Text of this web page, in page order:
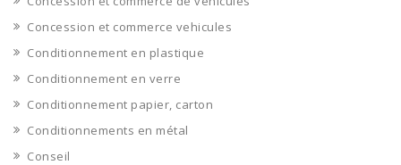
Concession et commerce vehicules
Conditionnement en plastique
Conditionnement en verre
Conditionnement papier, carton
Conditionnements en métal
Conseil